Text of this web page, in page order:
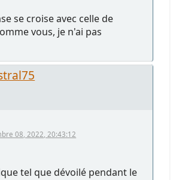
se croise avec celle de
vous, je n'ai pas
08, 2022, 20:43:12
tel que dévoilé pendant le